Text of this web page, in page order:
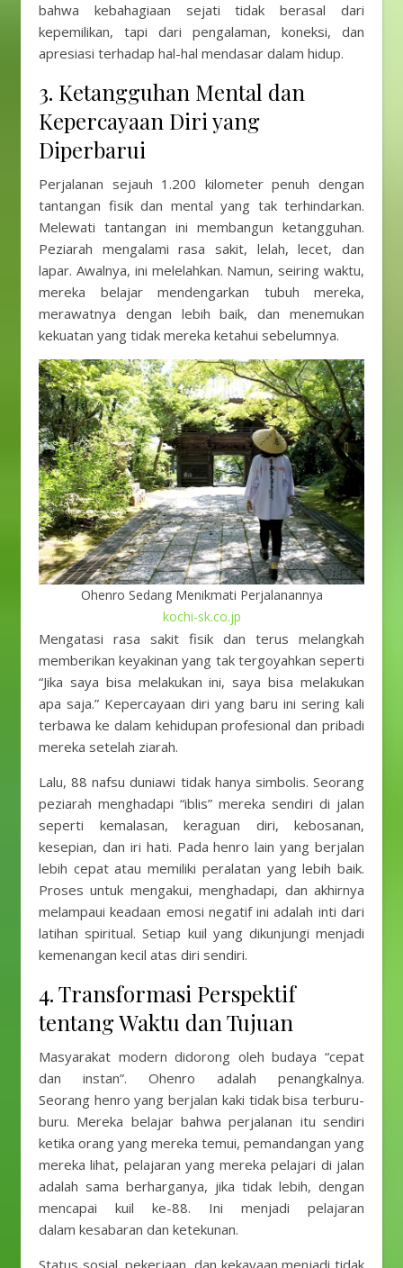
bahwa kebahagiaan sejati tidak berasal dari
kepemilikan, tapi dari pengalaman, koneksi, dan
apresiasi terhadap hal-hal mendasar dalam hidup.
3. Ketangguhan Mental dan
Kepercayaan Diri yang
Diperbarui
Perjalanan sejauh 1.200 kilometer penuh dengan
tantangan fisik dan mental yang tak terhindarkan.
Melewati tantangan ini membangun ketangguhan.
Peziarah mengalami rasa sakit, lelah, lecet, dan
lapar. Awalnya, ini melelahkan. Namun, seiring waktu,
mereka belajar mendengarkan tubuh mereka,
merawatnya dengan lebih baik, dan menemukan
kekuatan yang tidak mereka ketahui sebelumnya.
Ohenro Sedang Menikmati Perjalanannya
kochi-sk.co.jp
Mengatasi rasa sakit fisik dan terus melangkah
memberikan keyakinan yang tak tergoyahkan seperti
“Jika saya bisa melakukan ini, saya bisa melakukan
apa saja.” Kepercayaan diri yang baru ini sering kali
terbawa ke dalam kehidupan profesional dan pribadi
mereka setelah ziarah.
Lalu, 88 nafsu duniawi tidak hanya simbolis. Seorang
peziarah menghadapi “iblis” mereka sendiri di jalan
seperti kemalasan, keraguan diri, kebosanan,
kesepian, dan iri hati. Pada henro lain yang berjalan
lebih cepat atau memiliki peralatan yang lebih baik.
Proses untuk mengakui, menghadapi, dan akhirnya
melampaui keadaan emosi negatif ini adalah inti dari
latihan spiritual. Setiap kuil yang dikunjungi menjadi
kemenangan kecil atas diri sendiri.
4. Transformasi Perspektif
tentang Waktu dan Tujuan
Masyarakat modern didorong oleh budaya “cepat
dan instan”. Ohenro adalah penangkalnya.
Seorang henro yang berjalan kaki tidak bisa terburu-
buru. Mereka belajar bahwa perjalanan itu sendiri
ketika orang yang mereka temui, pemandangan yang
mereka lihat, pelajaran yang mereka pelajari di jalan
adalah sama berharganya, jika tidak lebih, dengan
mencapai kuil ke-88. Ini menjadi pelajaran
dalam kesabaran dan ketekunan.
Status sosial, pekerjaan, dan kekayaan menjadi tidak